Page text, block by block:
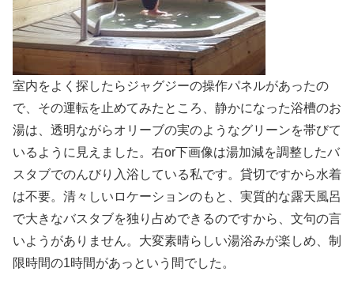
室内をよく探したらジャグジーの操作パネルがあったの
で、その運転を止めてみたところ、静かになった浴槽のお
湯は、透明ながらオリーブの実のようなグリーンを帯びて
いるように見えました。右or下画像は湯加減を調整したバ
スタブでのんびり入浴している私です。貸切ですから水着
は不要。清々しいロケーションのもと、実質的な露天風呂
で大きなバスタブを独り占めできるのですから、文句の言
いようがありません。大変素晴らしい湯浴みが楽しめ、制
限時間の1時間があっという間でした。